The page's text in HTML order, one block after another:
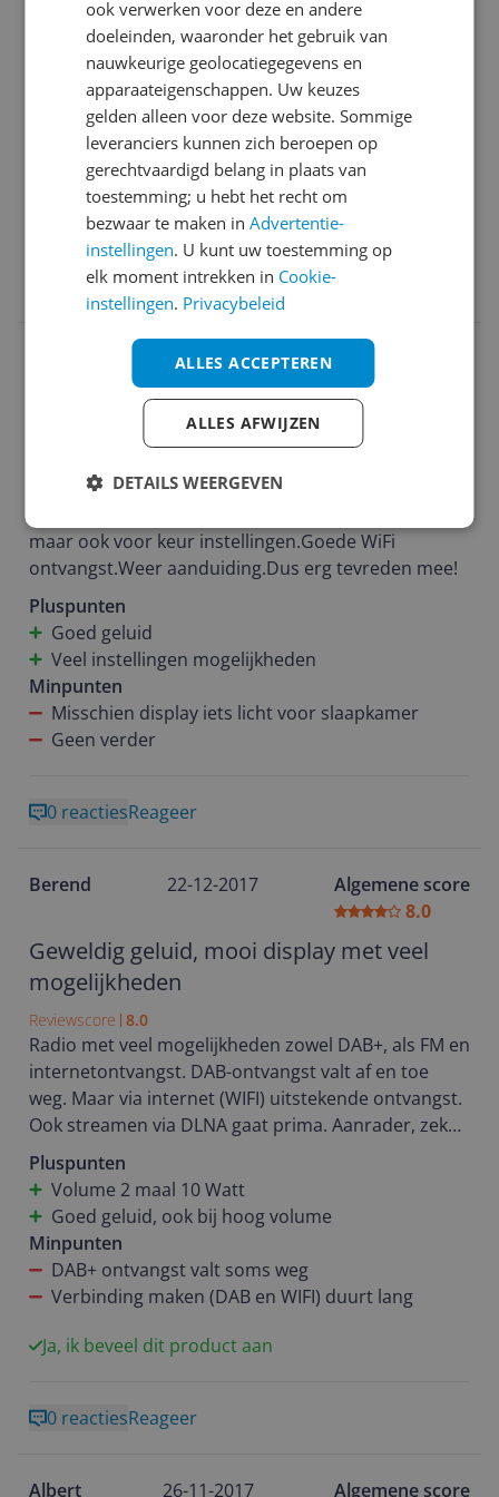
felheid instelbaar is, dus geschikt voor de
slaapkamer, DAB, maar ook internet radio , alles
met Nederlandse interface. Ook via een app op
afstand te bedienen, functies in de wekker die een
'normale' wekker niet heeft. Het enige is dat de wifi
verbinding niet heel krachtig is, maar je kunt hem
ook bekabeld aansluiten. Er zit ook een
afstandsbediening bij waarvan ik dacht die niet
nodig te hebben. Toch blijkt deze heel handig om
door de menu's te manoeuvreren.
mogelijkheden
afstandsbediening
de app
gebruiksgemak
Minpunten
minder sterke wifi ontvangst
Ja, ik beveel dit product aan
0 reactiesReageer
26-01-2019
Mooie retro radio
Ben er zeer tevreden over.Het geluid is van
maar ook voor keur instellingen.Goede WiFi
ontvangst.Weer aanduiding.Dus erg tevreden mee!
Pluspunten
Goed geluid
Veel instellingen mogelijkheden
Minpunten
Misschien display iets licht voor slaapkamer
Geen verder
0 reactiesReageer
Berend 22-12-2017
Algemene score
8.0
Geweldig geluid, mooi display met veel
mogelijkheden
Reviewscore 8.0
Radio met veel mogelijkheden zowel DAB+, als FM en
internetontvangst. DAB-ontvangst valt af en toe
weg. Maar via internet (WIFI) uitstekende ontvangst.
Ook streamen via DLNA gaat prima. Aanrader, zeker
wat het geluid betreft.
Pluspunten
Volume 2 maal 10 Watt
Goed geluid, ook bij hoog volume
Minpunten
DAB+ ontvangst valt soms weg
Verbinding maken (DAB en WIFI) duurt lang
Ja, ik beveel dit product aan
0 reactiesReageer
Albert 26-11-2017 Algemene score
ook verwerken voor deze en andere
doeleinden, waaronder het gebruik van
nauwkeurige geolocatiegegevens en
apparaateigenschappen. Uw keuzes
gelden alleen voor deze website. Sommige
leveranciers kunnen zich beroepen op
gerechtvaardigd belang in plaats van
toestemming; u hebt het recht om
bezwaar te maken inAdvertentie-
instellingen. U kunt uw toestemming op
elk moment intrekken in Cookie-
instellingen. Privacybeleid
ALLES ACCEPTEREN
ALLES AFWIJZEN
DETAILS WEERGEVEN